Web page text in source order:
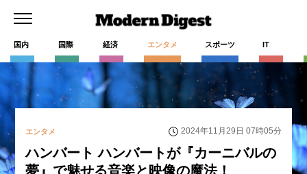
国内 国際 経済 エンタメ スポーツ IT
エンタメ 2024年11月29日 07時05分
ハンバート ハンバートが『カーニバルの
夢』で魅せる音楽と映像の魔法！